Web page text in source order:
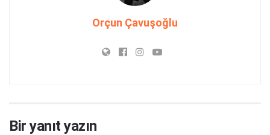
Orçun Çavuşoğlu
Bir yanıt yazın